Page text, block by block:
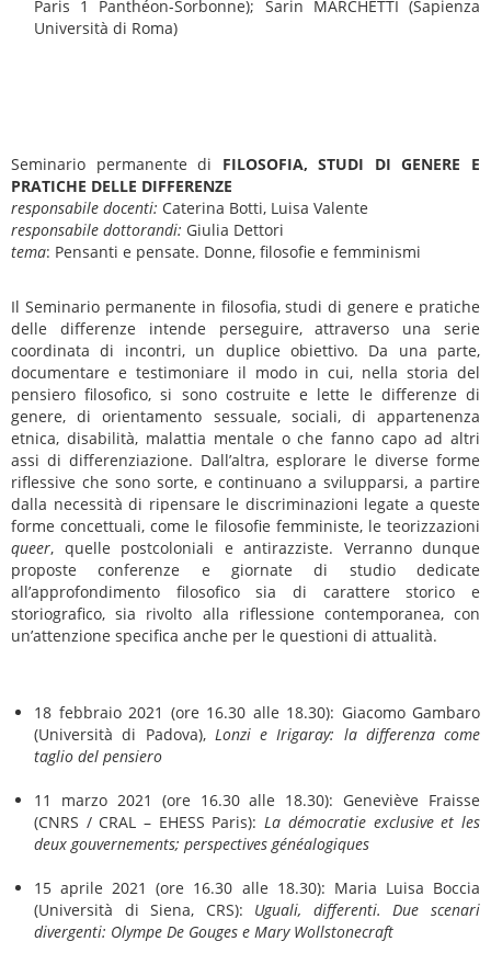
Paris 1 Panthéon-Sorbonne); Sarin MARCHETTI (Sapienza
Università di Roma)
Seminario permanente di FILOSOFIA, STUDI DI GENERE E
PRATICHE DELLE DIFFERENZE
responsabile docenti: Caterina Botti, Luisa Valente
responsabile dottorandi: Giulia Dettori
tema: Pensanti e pensate. Donne, filosofie e femminismi
Il Seminario permanente in filosofia, studi di genere e pratiche
delle differenze intende perseguire, attraverso una serie
coordinata di incontri, un duplice obiettivo. Da una parte,
documentare e testimoniare il modo in cui, nella storia del
pensiero filosofico, si sono costruite e lette le differenze di
genere, di orientamento sessuale, sociali, di appartenenza
etnica, disabilità, malattia mentale o che fanno capo ad altri
assi di differenziazione. Dall’altra, esplorare le diverse forme
riflessive che sono sorte, e continuano a svilupparsi, a partire
dalla necessità di ripensare le discriminazioni legate a queste
forme concettuali, come le filosofie femministe, le teorizzazioni
queer, quelle postcoloniali e antirazziste. Verranno dunque
proposte conferenze e giornate di studio dedicate
all’approfondimento filosofico sia di carattere storico e
storiografico, sia rivolto alla riflessione contemporanea, con
un’attenzione specifica anche per le questioni di attualità.
18 febbraio 2021 (ore 16.30 alle 18.30): Giacomo Gambaro
(Università di Padova), Lonzi e Irigaray: la differenza come
taglio del pensiero
11 marzo 2021 (ore 16.30 alle 18.30): Geneviève Fraisse
(CNRS / CRAL – EHESS Paris):La démocratie exclusive et les
deux gouvernements; perspectives généalogiques
15 aprile 2021 (ore 16.30 alle 18.30): Maria Luisa Boccia
(Università di Siena, CRS): Uguali, differenti. Due scenari
divergenti: Olympe De Gouges e Mary Wollstonecraft